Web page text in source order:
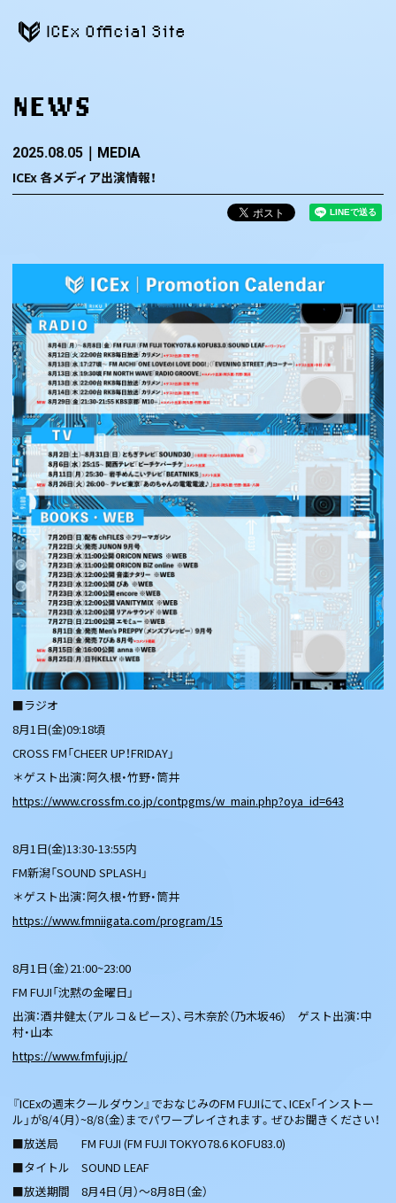
ICEx Official Site
NEWS
2025.08.05 MEDIA
ICEx 各メディア出演情報！
■ラジオ
8月1日(金)09:18頃
CROSS FM「CHEER UP！FRIDAY」
＊ゲスト出演：阿久根・竹野・筒井
https://www.crossfm.co.jp/contpgms/w_main.php?oya_id=643
8月1日(金)13:30-13:55内
FM新潟「SOUND SPLASH」
＊ゲスト出演：阿久根・竹野・筒井
https://www.fmniigata.com/program/15
8月1日（金）21:00~23:00
FM FUJI「沈黙の金曜日」
出演：酒井健太（アルコ＆ピース）、弓木奈於（乃木坂46） ゲスト出演：中
村・山本
https://www.fmfuji.jp/
『ICExの週末クールダウン』でおなじみのFM FUJIにて、ICEx「インストー
ル」が8/4（月）~8/8（金）までパワープレイされます。ぜひお聞きください！
■放送局 FM FUJI (FM FUJI TOKYO78.6 KOFU83.0)
■タイトル SOUND LEAF
■放送期間 8月4日（月）～8月8日（金）